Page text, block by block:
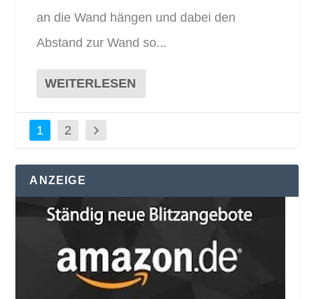
an die Wand hängen und dabei den
Abstand zur Wand so...
WEITERLESEN
1 2
ANZEIGE